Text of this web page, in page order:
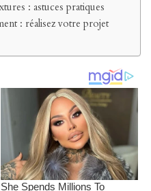
: astuces pratiques
: réalisez votre projet